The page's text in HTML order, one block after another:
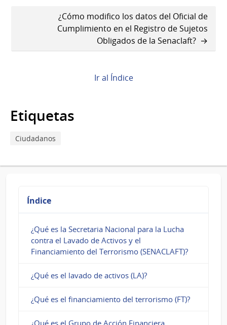
¿Cuál
responsabilidad
del
oficial
de
¿Cómo modifico los datos del Oficial de
Cumplimiento en el Registro de Sujetos
Obligados de la Senaclaft?
Ir al Índice
Etiquetas
Ciudadanos
Índice
¿Qué es la Secretaria Nacional para la Lucha
contra el Lavado de Activos y el
Financiamiento del Terrorismo (SENACLAFT)?
¿Qué es el lavado de activos (LA)?
¿Qué es el financiamiento del terrorismo (FT)?